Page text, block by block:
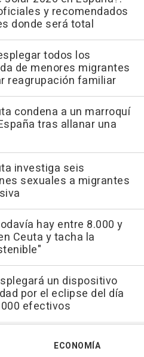
y recomendados
donde será total
todos los
de menores migrantes
reagrupación familiar
condena a un marroquí
tras allanar una
investiga seis
sexuales a migrantes
hay entre 8.000 y
Ceuta y tacha la
un dispositivo
por el eclipse del día
efectivos
ECONOMÍA